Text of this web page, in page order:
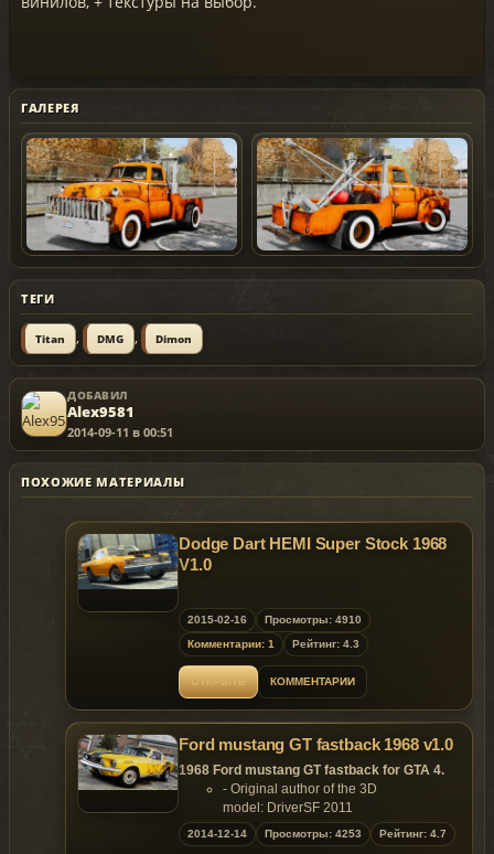
ГАЛЕРЕЯ
ТЕГИ
Titan , DMG , Dimon
ДОБАВИЛ
Alex9581
2014-09-11 в 00:51
ПОХОЖИЕ МАТЕРИАЛЫ
Dodge Dart HEMI Super Stock 1968
V1.0
2015-02-16
Просмотры: 4910
Комментарии: 1
Рейтинг: 4.3
КОММЕНТАРИИ
Ford mustang GT fastback 1968 v1.0
1968 Ford mustang GT fastback for GTA 4.
- Original author of the 3D
model: DriverSF 2011
- Converted to GTA4 by: Dimon
Features:
2014-12-14 Просмотры: 4253 Рейтинг: 4.7